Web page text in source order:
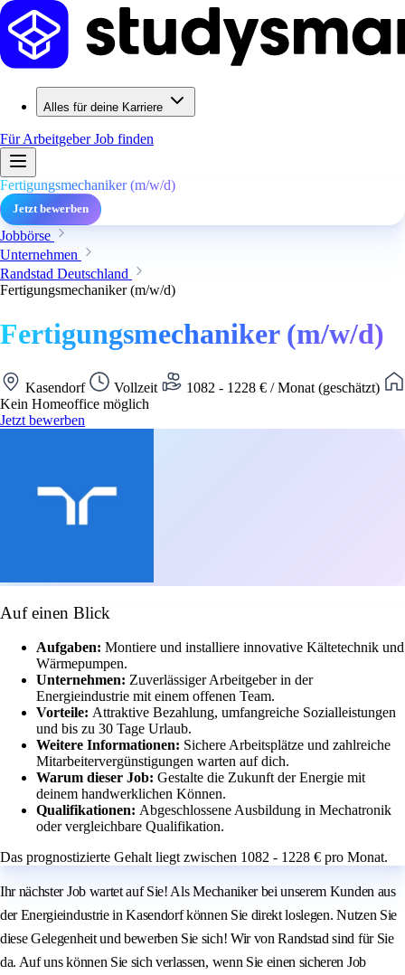
Alles für deine Karriere
Für ArbeitgeberJob finden
Fertigungsmechaniker (m/w/d)
Jetzt bewerben
Jobbörse
Unternehmen
Randstad Deutschland
Fertigungsmechaniker (m/w/d)
Fertigungsmechaniker (m/w/d)
Kasendorf Vollzeit
1082 - 1228 € / Monat (geschätzt)
Kein Homeoffice möglich
Jetzt bewerben
Auf einen Blick
Aufgaben: Montiere und installiere innovative Kältetechnik und
Wärmepumpen.
Unternehmen: Zuverlässiger Arbeitgeber in der
Energieindustrie mit einem offenen Team.
Vorteile: Attraktive Bezahlung, umfangreiche Sozialleistungen
und bis zu 30 Tage Urlaub.
Weitere Informationen: Sichere Arbeitsplätze und zahlreiche
Mitarbeitervergünstigungen warten auf dich.
Warum dieser Job: Gestalte die Zukunft der Energie mit
deinem handwerklichen Können.
Qualifikationen: Abgeschlossene Ausbildung in Mechatronik
oder vergleichbare Qualifikation.
Das prognostizierte Gehalt liegt zwischen 1082 - 1228 € pro Monat.
Ihr nächster Job wartet auf Sie! Als Mechaniker bei unserem Kunden aus
der Energieindustrie in Kasendorf können Sie direkt loslegen. Nutzen Sie
diese Gelegenheit und bewerben Sie sich! Wir von Randstad sind für Sie
da. Auf uns können Sie sich verlassen, wenn Sie einen sicheren Job